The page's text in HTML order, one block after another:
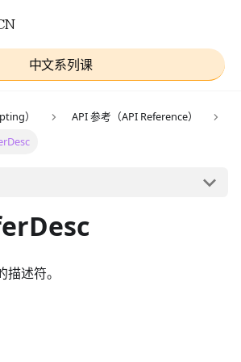
中文系列课
）
API 参考（API Reference）
描述符。